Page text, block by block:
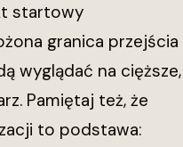
startowy
granica przejścia
wyglądać na cięższe,
Pamiętaj też, że
to podstawa: